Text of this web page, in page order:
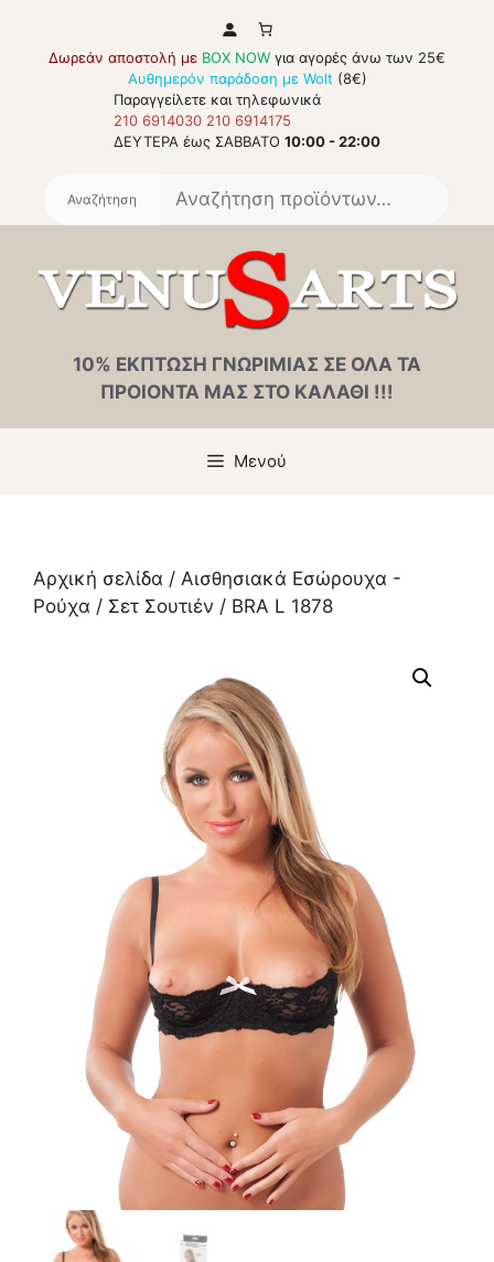
περιεχόμενο
Δωρεάν αποστολή με BOX NOW για αγορές άνω των 25€
Αυθημερόν παράδοση με Wolt (8€)
Παραγγείλετε και τηλεφωνικά
210 6914030 210 6914175
ΔΕΥΤΕΡΑ έως ΣΑΒΒΑΤΟ 10:00 - 22:00
10% ΕΚΠΤΩΣΗ ΓΝΩΡΙΜΙΑΣ ΣΕ ΟΛΑ ΤΑ
ΠΡΟΙΟΝΤΑ ΜΑΣ ΣΤΟ ΚΑΛΑΘΙ !!!
Μενού
Αρχική σελίδα / Αισθησιακά Εσώρουχα -
Ρούχα / Σετ Σουτιέν / BRA L 1878